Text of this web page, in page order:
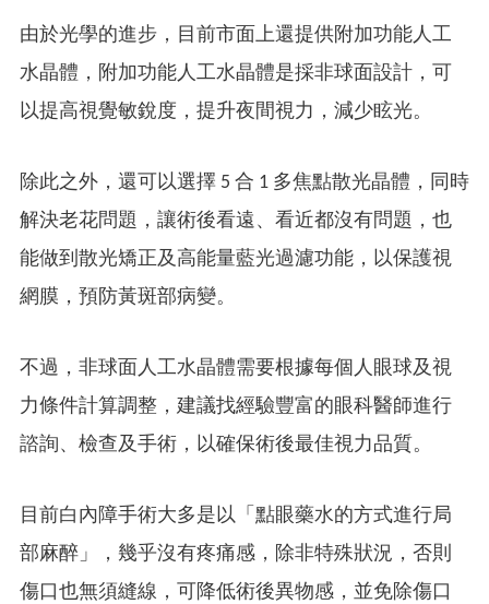
由於光學的進步，目前市面上還提供附加功能人工
水晶體，附加功能人工水晶體是採非球面設計，可
以提高視覺敏銳度，提升夜間視力，減少眩光。
除此之外，還可以選擇 5 合 1 多焦點散光晶體，同時
解決老花問題，讓術後看遠、看近都沒有問題，也
能做到散光矯正及高能量藍光過濾功能，以保護視
網膜，預防黃斑部病變。
不過，非球面人工水晶體需要根據每個人眼球及視
力條件計算調整，建議找經驗豐富的眼科醫師進行
諮詢、檢查及手術，以確保術後最佳視力品質。
目前白內障手術大多是以「點眼藥水的方式進行局
部麻醉」，幾乎沒有疼痛感，除非特殊狀況，否則
傷口也無須縫線，可降低術後異物感，並免除傷口